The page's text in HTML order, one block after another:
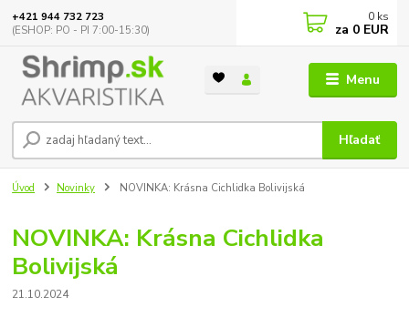
Menu
Hľadať
+421 944 732 723
(ESHOP: PO - PI 7:00-15:30)
0 ks
za 0 EUR
Úvod Novinky NOVINKA: Krásna Cichlidka Bolivijská
NOVINKA: Krásna Cichlidka
Bolivijská
21.10.2024